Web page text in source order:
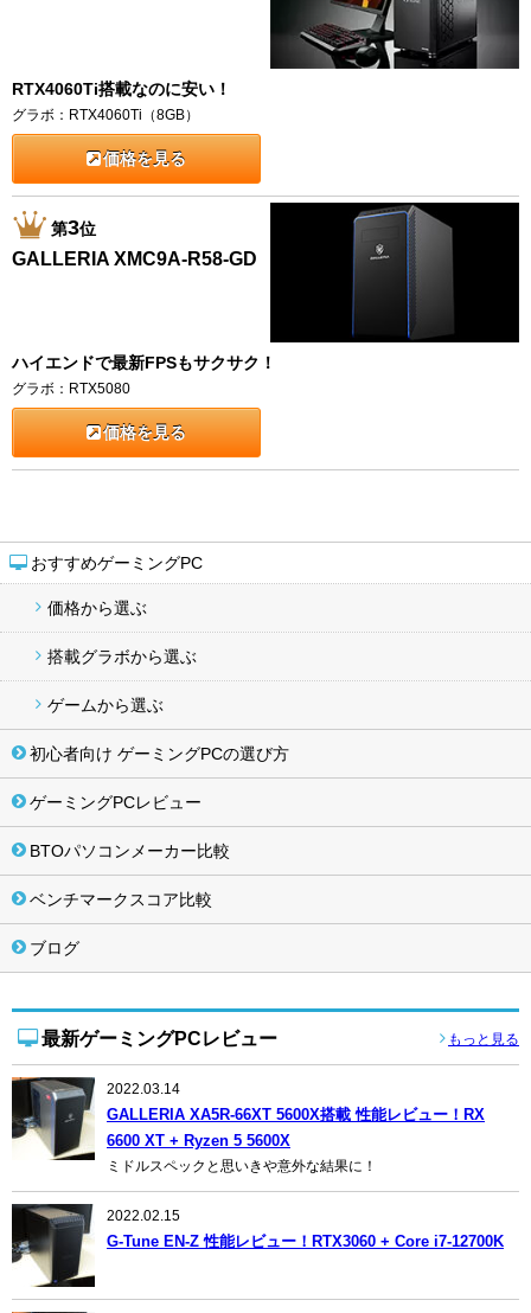
おすすめゲーミングPC
価格から選ぶ
搭載グラボから選ぶ
ゲームから選ぶ
初心者向け ゲーミングPCの選び方
ゲーミングPCレビュー
BTOパソコンメーカー比較
ベンチマークスコア比較
ブログ
最新ゲーミングPCレビュー もっと見る
2022.03.14
GALLERIA XA5R-66XT 5600X搭載 性能レビュー！RX
6600 XT + Ryzen 5 5600X
ミドルスペックと思いきや意外な結果に！
2022.02.15
G-Tune EN-Z 性能レビュー！RTX3060 + Core i7-12700K
RTX4060Ti搭載なのに安い！
グラボ：RTX4060Ti（8GB）
価格を見る
第3位
GALLERIA XMC9A-R58-GD
ハイエンドで最新FPSもサクサク！
グラボ：RTX5080
価格を見る